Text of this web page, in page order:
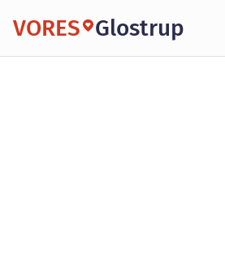
VORES Glostrup